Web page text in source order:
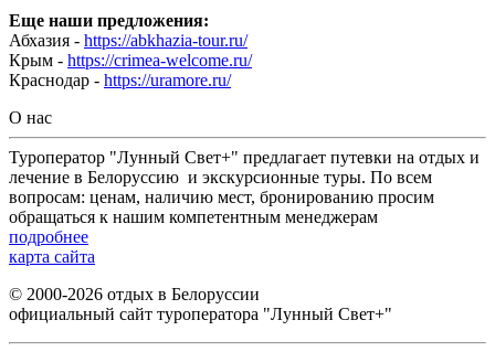
Еще наши предложения:
Абхазия - https://abkhazia-tour.ru/
Крым - https://crimea-welcome.ru/
Краснодар - https://uramore.ru/
О нас
Туроператор "Лунный Свет+" предлагает путевки на отдых и
лечение в Белоруссию и экскурсионные туры. По всем
вопросам: ценам, наличию мест, бронированию просим
обращаться к нашим компетентным менеджерам
подробнее
карта сайта
© 2000-2026 отдых в Белоруссии
официальный сайт туроператора "Лунный Свет+"